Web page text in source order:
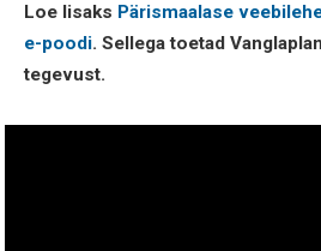
Loe lisaks Pärismaalase
e-poodi. Sellega toetad
tegevust.